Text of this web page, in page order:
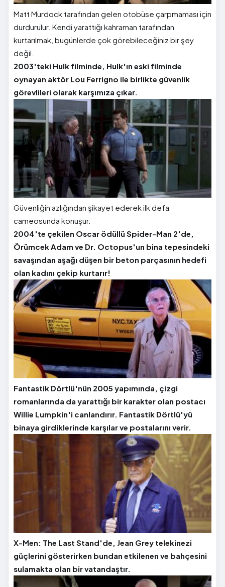
Matt Murdock tarafından gelen otobüse çarpmaması için
durdurulur. Kendi yarattığı kahraman tarafından
kurtarılmak, bugünlerde çok görebileceğiniz bir şey
değil.
2003'teki Hulk filminde, Hulk'ın eski filminde
oynayan aktör Lou Ferrigno ile birlikte güvenlik
görevlileri olarak karşımıza çıkar.
Güvenliğin azlığından şikayet ederek ilk defa
cameosunda konuşur.
2004'te çekilen Oscar ödüllü Spider-Man 2'de,
Örümcek Adam ve Dr. Octopus'un bina tepesindeki
savaşından aşağı düşen bir beton parçasının hedefi
olan kadını çekip kurtarır!
Fantastik Dörtlü'nün 2005 yapımında, çizgi
romanlarında da yarattığı bir karakter olan postacı
Willie Lumpkin'i canlandırır. Fantastik Dörtlü'yü
binaya girdiklerinde karşılar ve postalarını verir.
X-Men: The Last Stand'de, Jean Grey telekinezi
güçlerini gösterirken bundan etkilenen ve bahçesini
sulamakta olan bir vatandaştır.